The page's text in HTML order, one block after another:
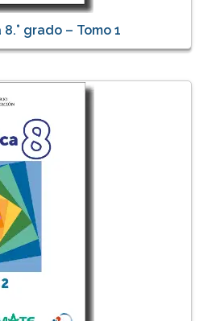
grado – Tomo 1